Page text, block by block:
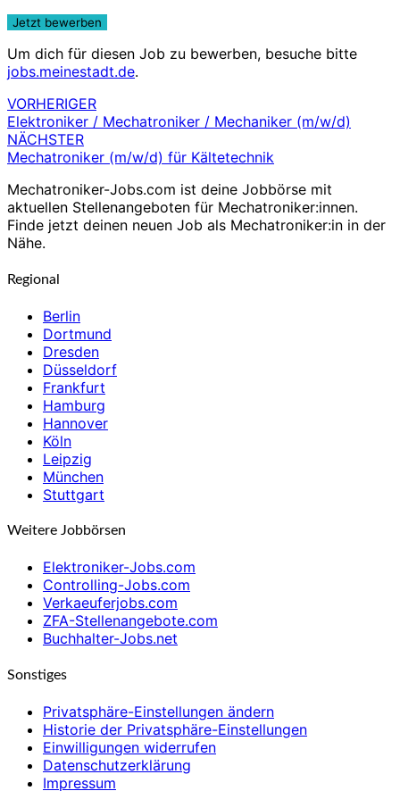
Um dich für diesen Job zu bewerben, besuche bitte
jobs.meinestadt.de.
Beitragsnavigation
VORHERIGER
Elektroniker / Mechatroniker / Mechaniker (m/w/d)
NÄCHSTER
Mechatroniker (m/w/d) für Kältetechnik
Mechatroniker-Jobs.com ist deine Jobbörse mit
aktuellen Stellenangeboten für Mechatroniker:innen.
Finde jetzt deinen neuen Job als Mechatroniker:in in der
Nähe.
Regional
Berlin
Dortmund
Dresden
Düsseldorf
Frankfurt
Hamburg
Hannover
Köln
Leipzig
München
Stuttgart
Weitere Jobbörsen
Elektroniker-Jobs.com
Controlling-Jobs.com
Verkaeuferjobs.com
ZFA-Stellenangebote.com
Buchhalter-Jobs.net
Sonstiges
Privatsphäre-Einstellungen ändern
Historie der Privatsphäre-Einstellungen
Einwilligungen widerrufen
Datenschutzerklärung
Impressum